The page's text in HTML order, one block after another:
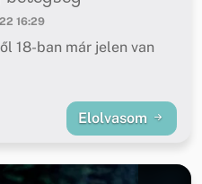
16:29
18-ban már jelen van
Elolvasom